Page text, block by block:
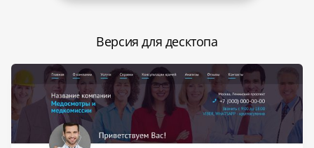
Версия для десктопа